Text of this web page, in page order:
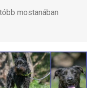
mostanában